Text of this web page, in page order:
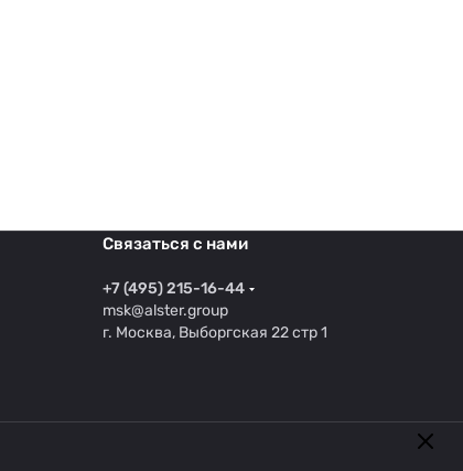
Связаться с нами
+7 (495) 215-16-44
msk@alster.group
г. Москва, Выборгская 22 стр 1